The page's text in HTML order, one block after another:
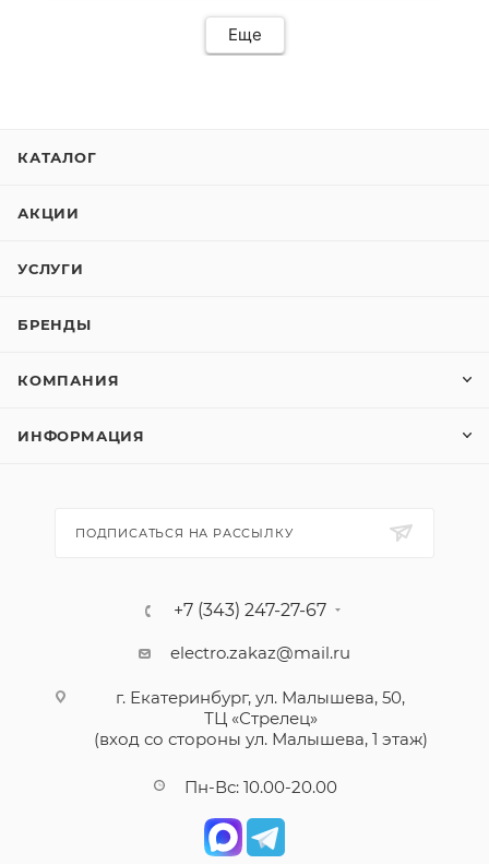
Еще
КАТАЛОГ
АКЦИИ
УСЛУГИ
БРЕНДЫ
КОМПАНИЯ
ИНФОРМАЦИЯ
ПОДПИСАТЬСЯ НА РАССЫЛКУ
+7 (343) 247-27-67
electro.zakaz@mail.ru
г. Екатеринбург, ул. Малышева, 50,
ТЦ «Стрелец»
(вход со стороны ул. Малышева, 1 этаж)
Пн-Вс: 10.00-20.00